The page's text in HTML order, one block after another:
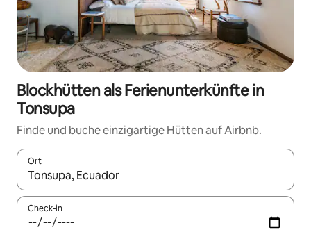
Blockhütten als Ferienunterkünfte in
Tonsupa
Finde und buche einzigartige Hütten auf Airbnb.
Ort
Wenn Ergebnisse verfügbar sind, navigiere mit den
Check-in